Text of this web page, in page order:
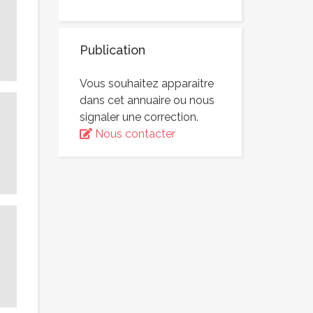
Publication
Vous souhaitez apparaitre
dans cet annuaire ou nous
signaler une correction.
Nous contacter